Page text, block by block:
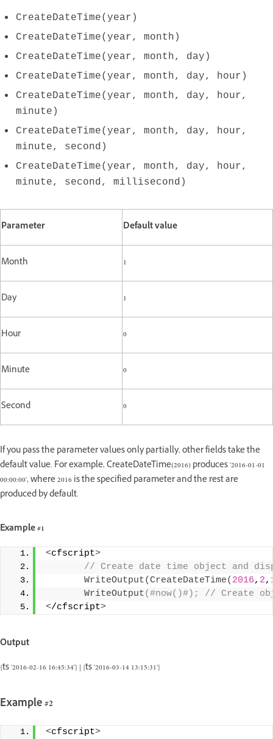
CreateDateTime(year)
CreateDateTime(year, month)
CreateDateTime(year, month, day)
CreateDateTime(year, month, day, hour)
CreateDateTime(year, month, day, hour,
minute)
CreateDateTime(year, month, day, hour,
minute, second)
CreateDateTime(year, month, day, hour,
minute, second, millisecond)
Parameter Default value
Month 1
Day 1
Hour 0
Minute 0
Second 0
If you pass the parameter values only partially, other fields take the
default value. For example, CreateDateTime(2016) produces '2016-01-01
00:00:00', where 2016 is the specified parameter and the rest are
produced by default.
Example #1
<cfscript>
// Create date time object and
WriteOutput(CreateDateTime( 2016, 2,
WriteOutput(#now()#); // Create
</cfscript>
Output
{ts '2016-02-16 16:45:34'} | {ts '2016-03-14 13:15:31'}
Example #2
<cfscript>